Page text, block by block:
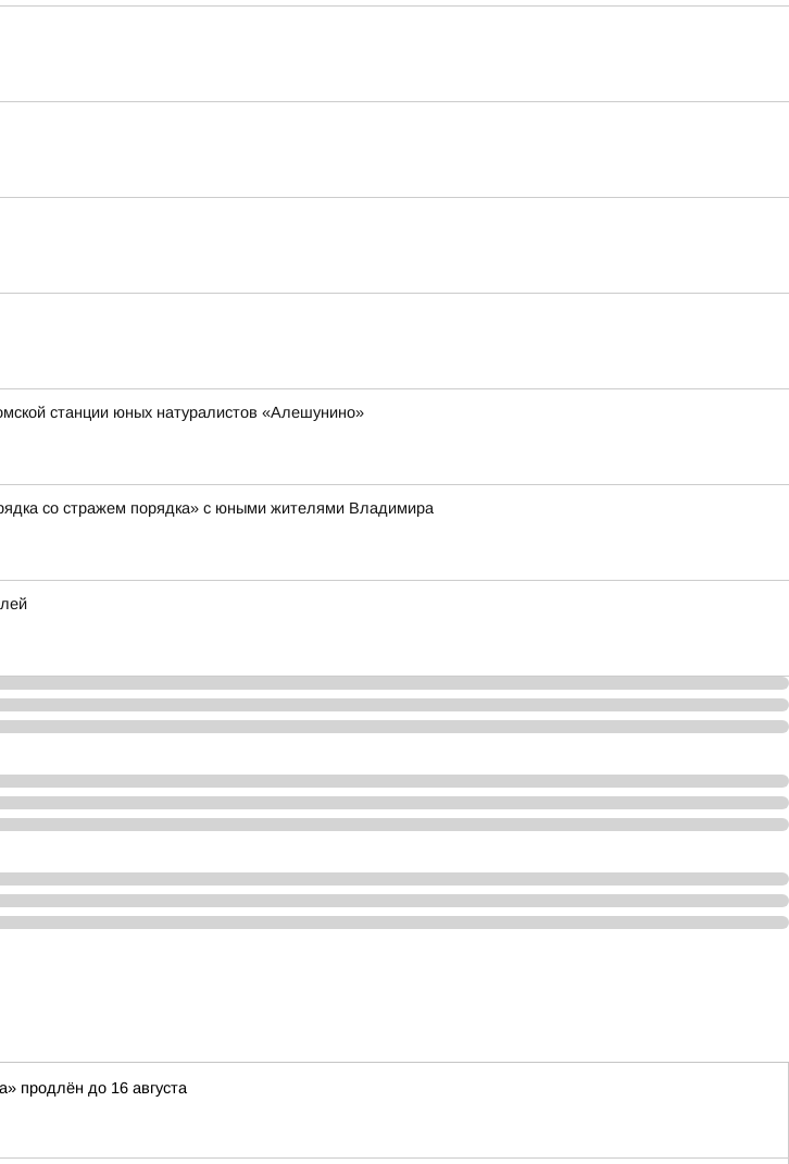
станции юных натуралистов «Алешунино»
со стражем порядка» с юными жителями Владимира
продлён до 16 августа